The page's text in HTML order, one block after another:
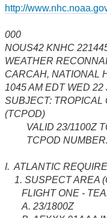
http://
000
NOUS42 KNHC
WEATHER
CARCAH, NATIONAL
1045 AM EDT WED 22
SUBJECT: TROPICAL
(TCPOD)
VALID 23/1100Z
TCPOD
I. ATLANTIC
1. SUSPECT AREA
FLIGHT ONE -
A. 23/1800Z